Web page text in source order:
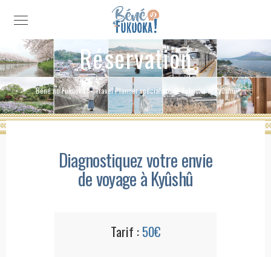
Réservation
Béné no Fukuoka ! - Travel Planner spécialiste de Fukuoka et Kyûshû
Diagnostiquez votre envie
de voyage à Kyûshû
Tarif :50€